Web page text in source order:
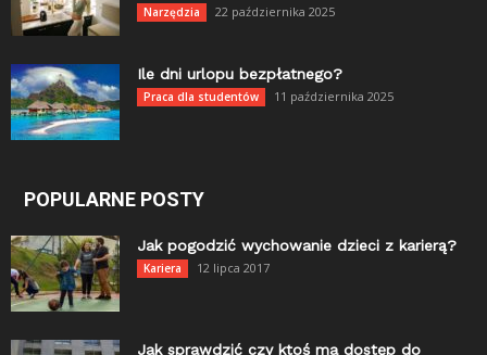
Narzędzia 22 października 2025
Ile dni urlopu bezpłatnego?
Praca dla studentów 11 października 2025
POPULARNE POSTY
Jak pogodzić wychowanie dzieci z karierą?
Kariera 12 lipca 2017
Jak sprawdzić czy ktoś ma dostęp do